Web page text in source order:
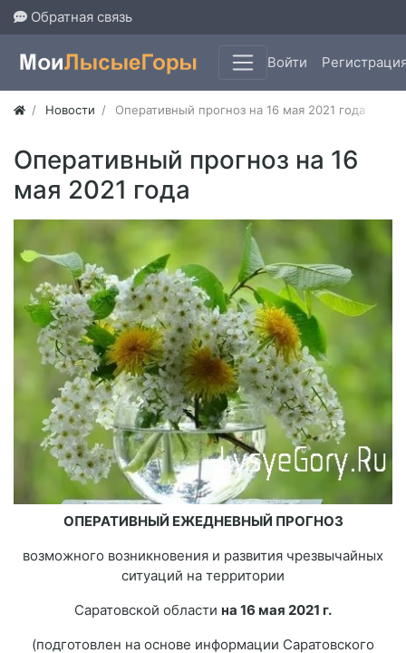
Обратная связь
Войти
Новости Оперативный прогноз на 16 мая 2021 года
Оперативный прогноз на 16
мая 2021 года
ОПЕРАТИВНЫЙ ЕЖЕДНЕВНЫЙ ПРОГНОЗ
возможного возникновения и развития чрезвычайных
ситуаций на территории
Саратовской области на 16 мая 2021 г.
(подготовлен на основе информации Саратовского